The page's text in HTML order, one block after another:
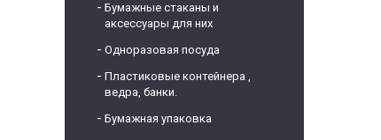
Бумажные стаканы и
аксессуары для них
Одноразовая посуда
Пластиковые контейнера ,
ведра, банки.
Бумажная упаковка